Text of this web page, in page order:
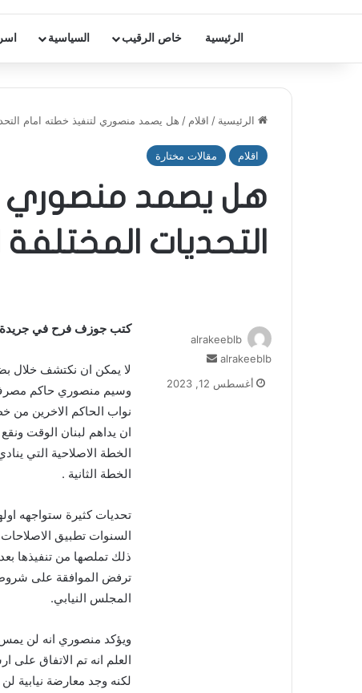
الرئيسية خاص الرقيب السياسية
الرئيسية / اقلام / هل يصمد منصوري لتنفيذ خطته امام
اقلام مقالات مختارة
هل يصمد منصوري
التحديات
كتب جوزف فرح في جريدة
لا يمكن ان نكتشف خلال
وسيم منصوري حاكم مصرف
نواب الحاكم الاخرين من
ان يداهم لبنان الوقت
الخطة الاصلاحية التي
الخطة الثانية .
تحديات كثيرة ستواجهه
السنوات تطبيق الاصلاحات
ترفض الموافقة على شروط
المجلس النيابي.
ويؤكد منصوري انه لن يمس
العلم انه تم الاتفاق على
لكنه وجد معارضة نيابية
alrakeeblb
alrakeeblb
أغسطس 12, 2023